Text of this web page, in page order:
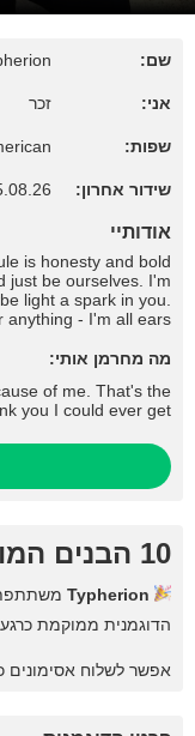
שם:
אני: זכר
שפות:
שידור אחרון: 3:09 PM
אודותיי
is honesty and bold
just be ourselves. I'm
light a spark in you.
anything - I'm all ears
מה מחרמן אותי:
of me. That's the
you I could ever get
10 הבנים המובילים
Typherion
הדוגמנית ממוקמת כרגע
אפשר לשלוח אסימונים